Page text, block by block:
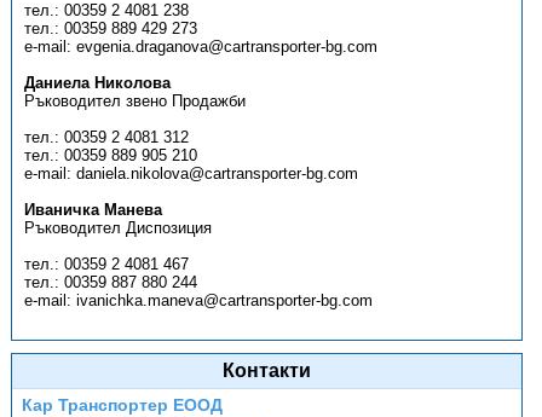
тел.: 00359 2 4081 238
тел.: 00359 889 429 273
e-mail: evgenia.draganova@cartransporter-bg.com
Даниела Николова
Ръководител звено Продажби
тел.: 00359 2 4081 312
тел.: 00359 889 905 210
e-mail: daniela.nikolova@cartransporter-bg.com
Иваничка Манева
Ръководител Диспозиция
тел.: 00359 2 4081 467
тел.: 00359 887 880 244
e-mail: ivanichka.maneva@cartransporter-bg.com
Контакти
Кар Транспортер ЕООД